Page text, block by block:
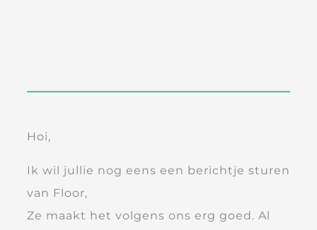
Hoi,
Ik wil jullie nog eens een berichtje sturen
van Floor,
Ze maakt het volgens ons erg goed. Al